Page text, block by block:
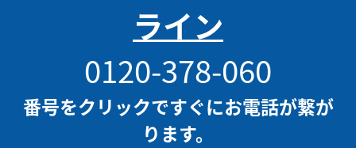
ライン
0120-378-060
番号をクリックですぐにお電話が繋が
ります。